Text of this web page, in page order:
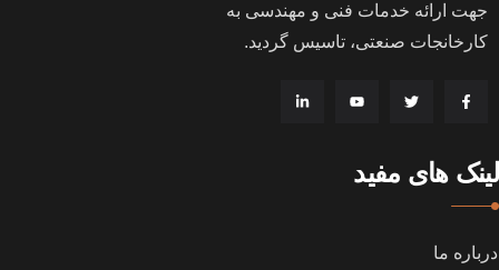
جهت ارائه خدمات فنی و مهندسی به
کارخانجات صنعتی، تاسیس گردید.
لینک های مفید
درباره ما